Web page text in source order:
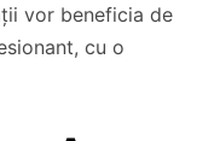
vor beneficia de
cu o